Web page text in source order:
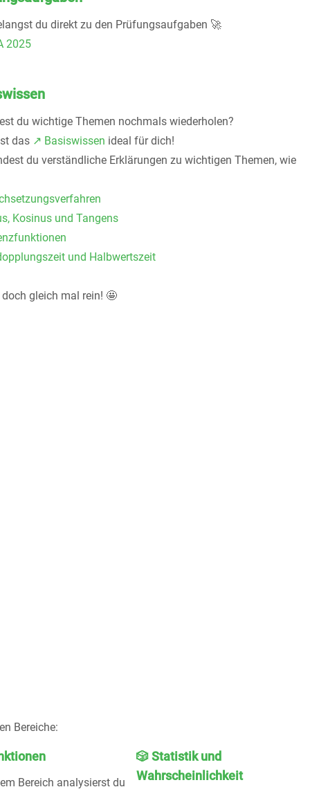
du direkt zu den Prüfungsaufgaben 🚀
2025
du wichtige Themen nochmals wiederholen?
das ↗️ Basiswissen ideal für dich!
du verständliche Erklärungen zu wichtigen Themen, wie
Kosinus und Tangens
und Halbwertszeit
gleich mal rein! 🤩
Bereiche:
Bereich analysierst du
🎲 Statistik und
Wahrscheinlichkeit